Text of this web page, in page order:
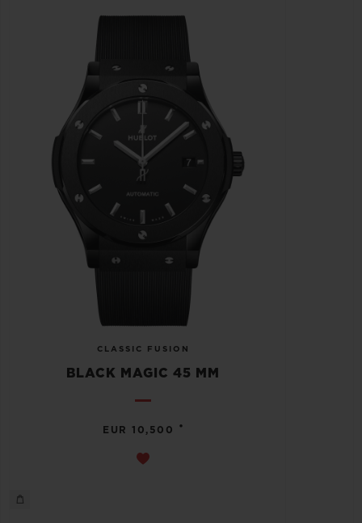
CLASSIC FUSION
BLACK MAGIC 45 MM
EUR 10,500 •